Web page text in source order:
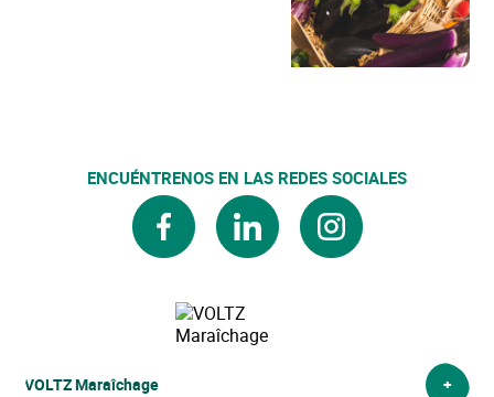
ENCUÉNTRENOS EN LAS REDES SOCIALES
facebooklinkedin instagram
VOLTZ Maraîchage